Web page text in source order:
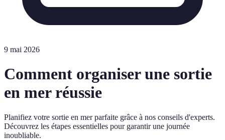
9 mai 2026
Comment organiser une sortie
en mer réussie
Planifiez votre sortie en mer parfaite grâce à nos conseils d'experts.
Découvrez les étapes essentielles pour garantir une journée
inoubliable.